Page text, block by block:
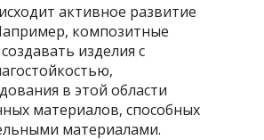
активное развитие
композитные
изделия с
в этой области
материалов, способных
материалами.